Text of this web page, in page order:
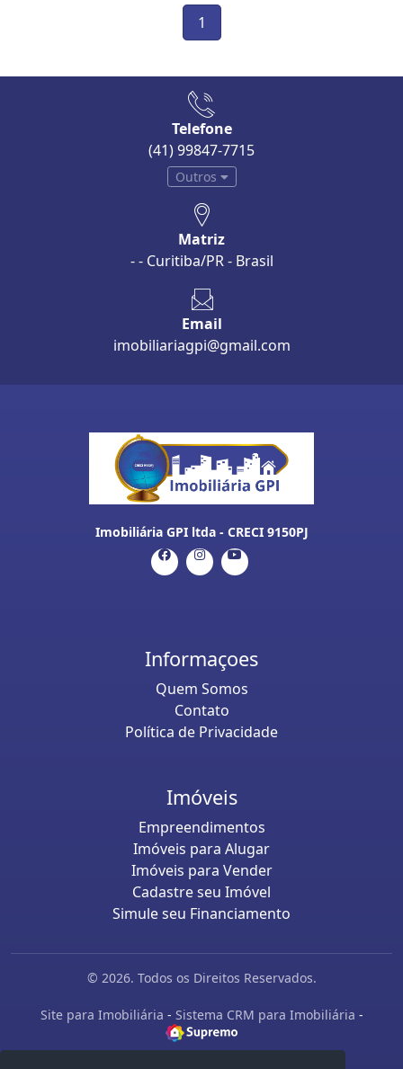
1
Telefone
(41) 99847-7715
Outros
Matriz
- - Curitiba/PR - Brasil
Email
imobiliariagpi@gmail.com
Imobiliária GPI ltda - CRECI 9150PJ
Informaçoes
Quem Somos
Contato
Política de Privacidade
Imóveis
Empreendimentos
Imóveis para Alugar
Imóveis para Vender
Cadastre seu Imóvel
Simule seu Financiamento
© 2026. Todos os Direitos Reservados.
Site para Imobiliária - Sistema CRM para Imobiliária -